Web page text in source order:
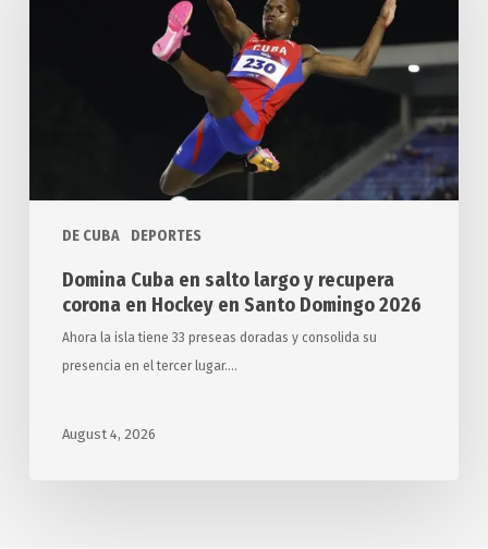
DE CUBA DEPORTES
Santo
Domina Cuba en salto largo y recupera
corona en Hockey en Santo Domingo 2026
Ahora la isla tiene 33 preseas doradas y consolida su
presencia en el tercer lugar.…
August 4, 2026